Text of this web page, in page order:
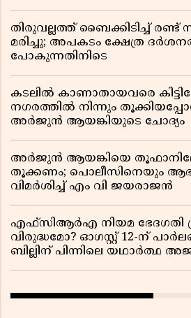
തിരുവല്ലത്ത് ബൈക്കിടിച്ച് രണ്ട്
മരിച്ചു; അപകടം ക്ഷേത്ര
പോകുന്നതിനിടെ
കടലിൽ കാണാതായവരെ
നഗരത്തിൽ നിന്നും
അർജുൻ ആയങ്കിയുടെ ചോദ്യം
അർജുൻ ആയങ്കിയെ
തൂക്കണം; പൊലീസിനെയും
വിമർശിച്ച് എം വി ജയരാജൻ
എഫ്സിആർഎ നിയമ ഭേദഗതി
വിരുദ്ധമോ? ഓഗസ്റ്റ് 12-ന്
ബില്ലിന് പിന്നിലെ യഥാർത്ഥ